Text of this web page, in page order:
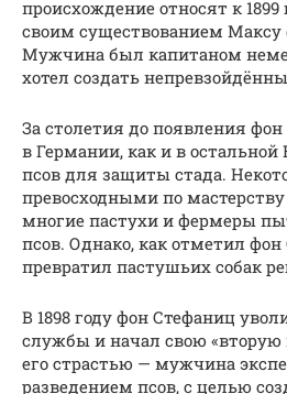
происхождение относят к 1899
своим существованием Максу
Мужчина был капитаном
хотел создать
За столетия до появления
в Германии, как и в остальной
псов для защиты стада.
превосходными по
многие пастухи и фермеры
псов. Однако, как отметил
превратил пастушьих собак
В 1898 году фон Стефаниц
службы и начал свою «вторую
его страстью — мужчина
разведением псов, с целью